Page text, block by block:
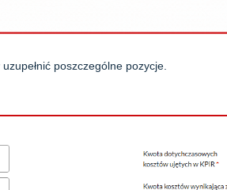
poszczególne pozycje.